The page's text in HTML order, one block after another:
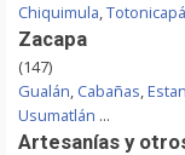
Chiquimula,
Zacapa
(147)
Gualán, Cabañas,
Usumatlán ...
Artesanías y